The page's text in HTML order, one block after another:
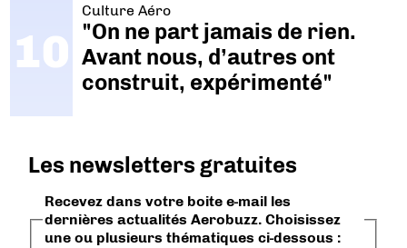
Culture Aéro
"On ne part jamais de rien.
Avant nous, d’autres ont
construit, expérimenté"
Les newsletters gratuites
Recevez dans votre boite e-mail les
dernières actualités Aerobuzz. Choisissez
une ou plusieurs thématiques ci-dessous :